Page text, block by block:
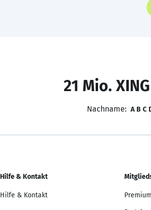
21 Mio.
Nachname: A B C
Hilfe & Kontakt
Hilfe & Kontakt Premium